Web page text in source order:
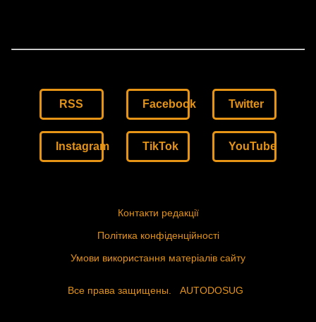
RSS Facebook Twitter
Instagram TikTok YouTube
Контакти редакції
Політика конфіденційності
Умови використання матеріалів сайту
Все права защищены. AUTODOSUG